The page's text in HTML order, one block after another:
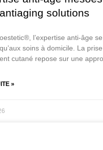
solutions
l’expertise anti-âge
soins à domicile. La
cutané repose sur une
»